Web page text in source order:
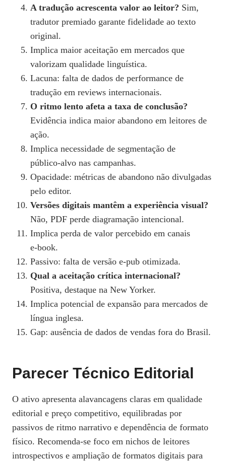
A tradução acrescenta valor ao leitor? Sim,
tradutor premiado garante fidelidade ao texto
original.
Implica maior aceitação em mercados que
valorizam qualidade linguística.
Lacuna: falta de dados de performance de
tradução em reviews internacionais.
O ritmo lento afeta a taxa de conclusão?
Evidência indica maior abandono em leitores de
ação.
Implica necessidade de segmentação de
público‑alvo nas campanhas.
Opacidade: métricas de abandono não divulgadas
pelo editor.
Versões digitais mantêm a experiência visual?
Não, PDF perde diagramação intencional.
Implica perda de valor percebido em canais
e‑book.
Passivo: falta de versão e‑pub otimizada.
Qual a aceitação crítica internacional?
Positiva, destaque na New Yorker.
Implica potencial de expansão para mercados de
língua inglesa.
Gap: ausência de dados de vendas fora do Brasil.
Parecer Técnico Editorial
O ativo apresenta alavancagens claras em qualidade
editorial e preço competitivo, equilibradas por
passivos de ritmo narrativo e dependência de formato
físico. Recomenda‑se foco em nichos de leitores
introspectivos e ampliação de formatos digitais para